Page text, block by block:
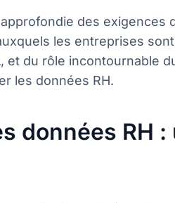
des exigences
les entreprises
et du rôle incontournable
les données RH.
données RH :